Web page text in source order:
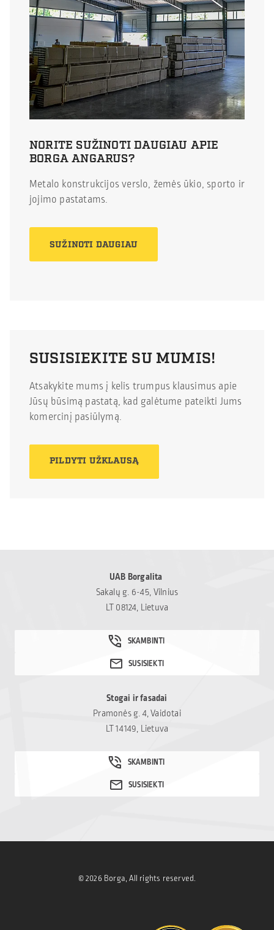
NORITE SUŽINOTI DAUGIAU APIE
BORGA ANGARUS?
Metalo konstrukcijos verslo, žemės ūkio, sporto ir
jojimo pastatams.
SUŽINOTI DAUGIAU
SUSISIEKITE SU MUMIS!
Atsakykite mums į kelis trumpus klausimus apie
Jūsų būsimą pastatą, kad galėtume pateikti Jums
komercinį pasiūlymą.
PILDYTI UŽKLAUSĄ
UAB Borgalita
Sakalų g. 6-45, Vilnius
LT 08124, Lietuva
Stogai ir fasadai
Pramonės g. 4, Vaidotai
LT 14149, Lietuva
© 2026 Borga, All rights reserved.